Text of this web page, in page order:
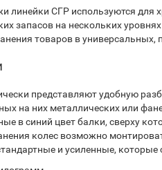
линейки СГР используются для
запасов на нескольких
товаров в
представляют удобную
на них металлических или
в синий цвет балки, сверху
колес возможно
и усиленные,